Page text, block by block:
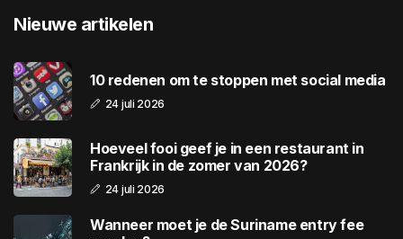
Nieuwe artikelen
10 redenen om te stoppen met social media
24 juli 2026
Hoeveel fooi geef je in een restaurant in
Frankrijk in de zomer van 2026?
24 juli 2026
Wanneer moet je de Suriname entry fee